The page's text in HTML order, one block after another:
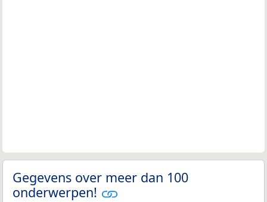
Gegevens over meer dan 100
onderwerpen!